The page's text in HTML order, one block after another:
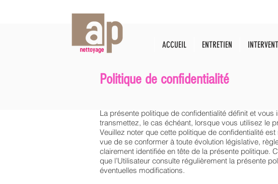
ACCUEIL ENTRETIEN
Politique de confidentialité
La présente politique de confidentialité définit et
transmettez, le cas échéant, lorsque vous utilisez le
Veuillez noter que cette politique de confidentialité
vue de se conformer à toute évolution législative,
clairement identifiée en tête de la présente politique.
que l’Utilisateur consulte régulièrement la présente
éventuelles modifications.